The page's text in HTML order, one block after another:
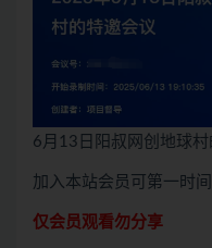
6月13日阳叔网创地球
加入本站会员可第一时
仅会员观看勿分享